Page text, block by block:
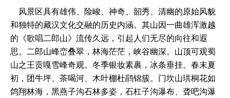
风景区具有雄伟、险峻、神奇、韶秀、清幽的原始风貌
和独特的藏汉文化交融的历史内涵。其山因一曲雄浑激越
的《歌唱二郎山》流传久远，引起人们无尽的向往和遐
思。二郎山峰峦叠翠，林海茫茫，峡谷幽深。山顶可观蜀
山之王贡嘎雪峰奇观。冬季银妆素裹，冰条垂挂。春末夏
初，团牛坪、茶喝河、木叶棚杜鹃锦簇。门坎山珙桐花如
鸽翔林海，黑燕子沟石林多姿，石杠子沟瀑布、聋吧沟瀑